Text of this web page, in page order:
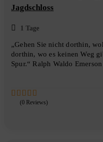
Jagdschloss
1 Tage
„Gehen Sie nicht dorthin,
dorthin, wo es keinen Weg
Spur.“ Ralph Waldo Emerson
(0 Reviews)